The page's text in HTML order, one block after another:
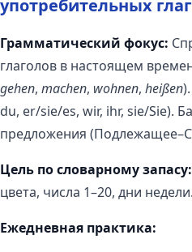
употребительных
Грамматический фокус:
глаголов в настоящем
gehen, machen, wohnen, heißen
du, er/sie/es, wir, ihr, sie/Sie).
предложения
Цель по словарному запасу:
цвета, числа 1–20, дни недели.
Ежедневная практика: